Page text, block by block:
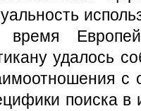
удалось
поиска в